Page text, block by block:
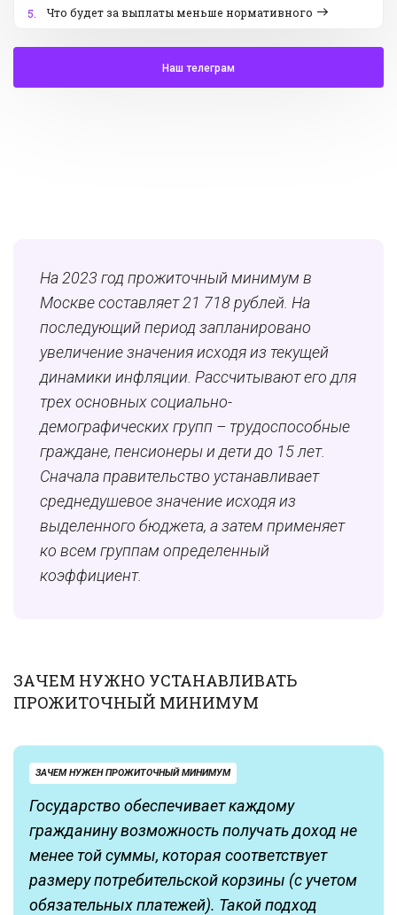
5.
Что будет за выплаты меньше нормативного
Наш телеграм
На 2023 год прожиточный минимум в
Москве составляет 21 718 рублей. На
последующий период запланировано
увеличение значения исходя из текущей
динамики инфляции. Рассчитывают его для
трех основных социально-
демографических групп – трудоспособные
граждане, пенсионеры и дети до 15 лет.
Сначала правительство устанавливает
среднедушевое значение исходя из
выделенного бюджета, а затем применяет
ко всем группам определенный
коэффициент.
ЗАЧЕМ НУЖНО УСТАНАВЛИВАТЬ
ПРОЖИТОЧНЫЙ МИНИМУМ
ЗАЧЕМ НУЖЕН ПРОЖИТОЧНЫЙ МИНИМУМ
Государство обеспечивает каждому
гражданину возможность получать доход не
менее той суммы, которая соответствует
размеру потребительской корзины (с учетом
обязательных платежей). Такой подход